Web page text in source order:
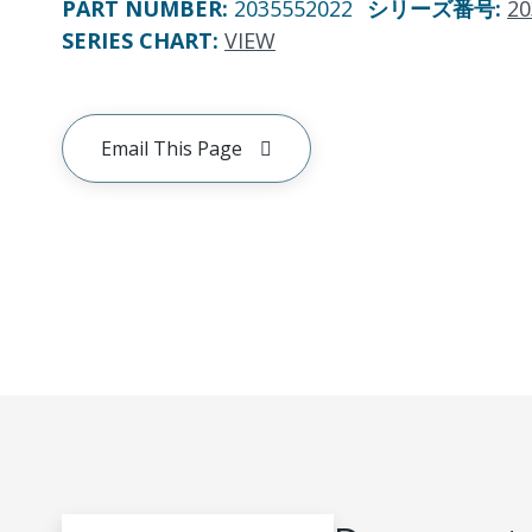
PART NUMBER: 2035552022 シリーズ番号:
SERIES CHART: VIEW
Email This Page